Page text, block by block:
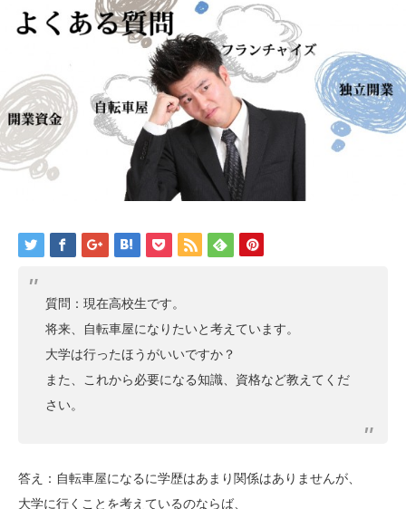
質問：現在高校生です。
将来、自転車屋になりたいと考えています。
大学は行ったほうがいいですか？
また、これから必要になる知識、資格など教えてくだ
さい。
答え：自転車屋になるに学歴はあまり関係はありませんが、
大学に行くことを考えているのならば、